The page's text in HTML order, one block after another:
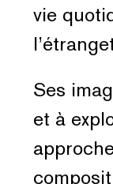
vie
Ses
et à